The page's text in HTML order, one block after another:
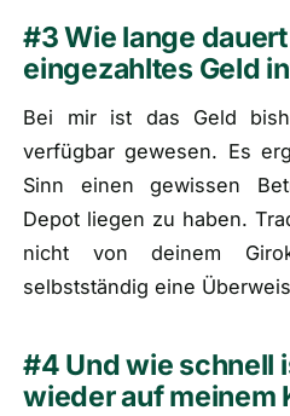
#3 Wie lange
eingezahltes Geld
Bei mir ist das Geld
verfügbar gewesen. Es
Sinn einen gewissen
Depot liegen zu haben.
nicht von deinem
selbstständig eine
#4 Und wie schnell
wieder auf meinem